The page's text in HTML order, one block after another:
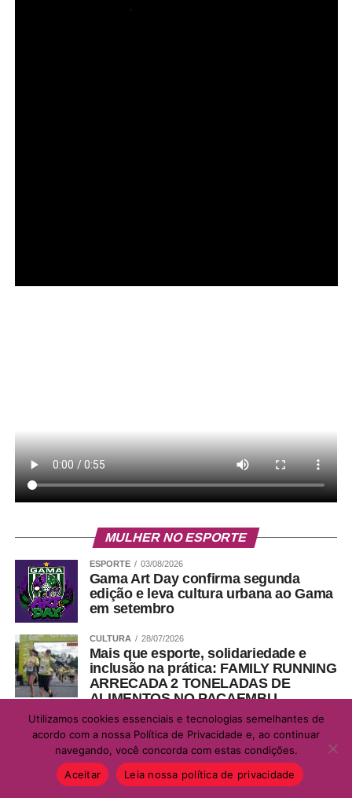
MULHER NO ESPORTE
ESPORTE 03/08/2026
Gama Art Day confirma segunda
edição e leva cultura urbana ao Gama
em setembro
CULTURA 28/07/2026
Mais que esporte, solidariedade e
inclusão na prática: FAMILY RUNNING
ARRECADA 2 TONELADAS DE
ALIMENTOS NO PACAEMBU
DIVERSAS 06/07/2026
Jogo entre Cruzeiro (MG) e Grêmio
(RS) tem 60 vagas para o trabalho de
ambulantes
Utilizamos cookies essenciais e tecnologias semelhantes de
acordo com a nossa Política de Privacidade e, ao continuar
navegando, você concorda com estas condições.
Aceitar
Leia nossa política de privacidade